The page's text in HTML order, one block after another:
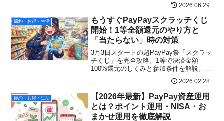
2026.06.29
節約・お得・生活
もうすぐPayPayスクラッチくじ
開始！1等全額還元のやり方と
「当たらない」時の対策
3月3日スタートの超PayPay祭「スクラッ
チくじ」を完全攻略。1等で決済金額
100%還元のしくみと参加条件を解説。
で当選確率が25%→50%に倍増！当たら
ない時のチェックリストも公開。
2026.02.28
節約・お得・生活
【2026年最新】PayPay資産運用
とは？ポイント運用・NISA・お
まかせ運用を徹底解説